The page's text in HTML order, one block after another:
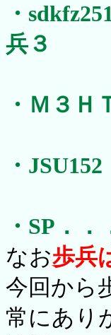
・
兵３
９２
・Ｍ３
９５
・
９８
・SP．．
なお歩兵
今回から
常にあり